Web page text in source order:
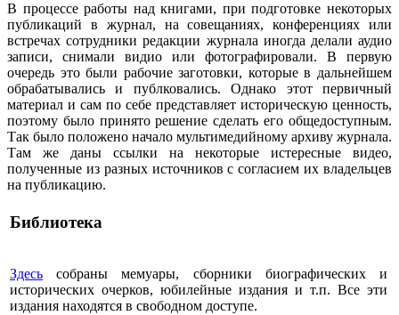
В процессе работы над книгами, при подготовке некоторых
публикаций в журнал, на совещаниях, конференциях или
встречах сотрудники редакции журнала иногда делали аудио
записи, снимали видио или фотографировали. В первую
очередь это были рабочие заготовки, которые в дальнейшем
обрабатывались и публковались. Однако этот первичный
материал и сам по себе представляет историческую ценность,
поэтому было принято решение сделать его общедоступным.
Так было положено начало мультимедийному архиву журнала.
Там же даны ссылки на некоторые истересные видео,
полученные из разных источников с согласием их владельцев
на публикацию.
Библиотека
Здесь собраны мемуары, сборники биографических и
исторических очерков, юбилейные издания и т.п. Все эти
издания находятся в свободном доступе.